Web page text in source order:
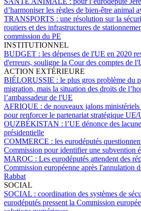
d’harmoniser les règles de bien-être animal
TRANSPORTS : une résolution sur la
routiers et des infrastructures de
commission du PE
INSTITUTIONNEL
BUDGET : les dépenses de l'UE en 2020
d'erreurs, souligne la Cour des comptes de
ACTION EXTÉRIEURE
BIÉLORUSSIE : le plus gros problème du
migration, mais la situation des droits de
l’ambassadeur de l'UE
AFRIQUE : de nouveaux jalons
pour renforcer le partenariat stratégique
OUZBÉKISTAN : l’UE dénonce des
présidentielle
COMMERCE : les eurodéputés
Commission pour identifier une subvention
MAROC : Les eurodéputés attendent des
Commission européenne après l'annulation
Rabbat
SOCIAL
SOCIAL : coordination des systèmes de
eurodéputés pressent la Commission